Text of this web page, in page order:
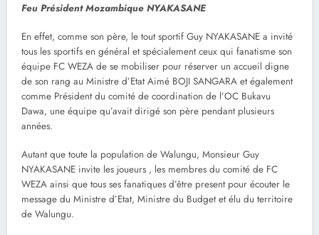
Feu Président Mozambique NYAKASANE
En effet, comme son père, le tout sportif Guy NYAKASANE a invité
tous les sportifs en général et spécialement ceux qui fanatisme son
équipe FC WEZA de se mobiliser pour réserver un accueil digne
de son rang au Ministre d’Etat Aimé BOJI SANGARA et également
comme Président du comité de coordination de l’OC Bukavu
Dawa, une équipe qu’avait dirigé son père pendant plusieurs
années.
Autant que toute la population de Walungu, Monsieur Guy
NYAKASANE invite les joueurs , les membres du comité de FC
WEZA ainsi que tous ses fanatiques d’être present pour écouter le
message du Ministre d’Etat, Ministre du Budget et élu du territoire
de Walungu.